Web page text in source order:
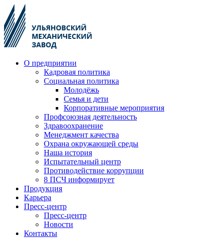
О предприятии
Кадровая политика
Социальная политика
Молодёжь
Семья и дети
Корпоративные мероприятия
Профсоюзная деятельность
Здравоохранение
Менеджмент качества
Охрана окружающей среды
Наша история
Испытательный центр
Противодействие коррупции
8 ПСЧ информирует
Продукция
Карьера
Пресс-центр
Пресс-центр
Новости
Контакты